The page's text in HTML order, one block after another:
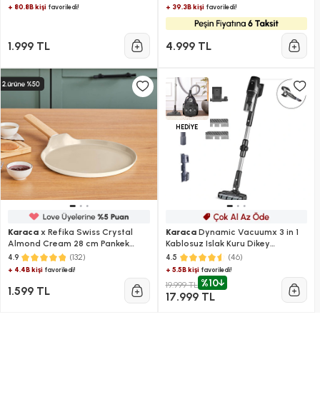
+ 80.8B kişi favoriledi!
1.999 TL
+ 39.3B kişifavoriledi!
4.999 TL
Karaca x Refika Swiss Crystal
Almond Cream 28 cm Pankek
Tava
4.9 (132)
+ 4.4B kişi favoriledi!
1.599 TL
HEDİYE
KaracaDynamic Vacuumx 3 in 1
Kablosuz Islak Kuru Dikey
Süpürge
4.5 (46)
+ 5.5B kişifavoriledi!
19.999 TL %10
17.999 TL